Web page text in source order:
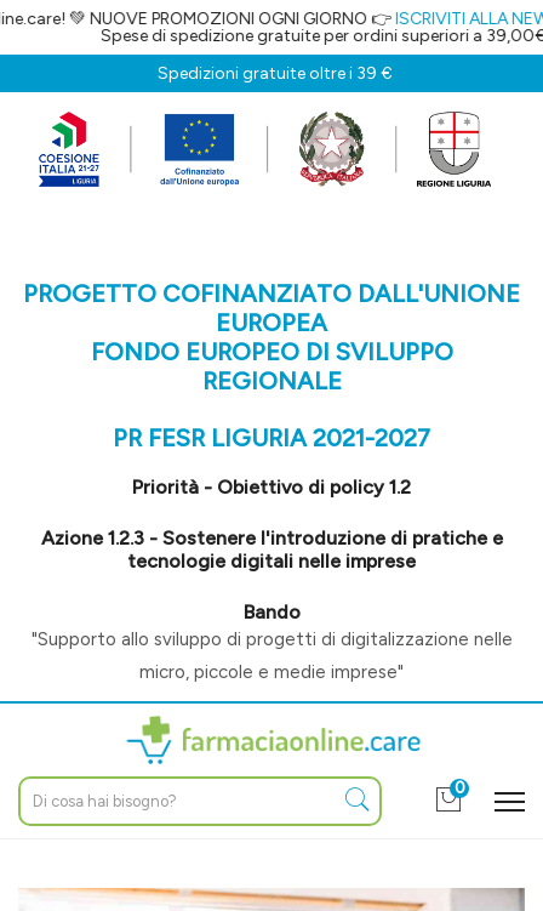
NUOVE PROMOZIONI OGNI GIORNO 👉ISCRIVITI ALLA
Spese di spedizione gratuite per ordini superiori a 39,00€
Spedizioni gratuite oltre i 39 €
PROGETTO COFINANZIATO DALL'UNIONE
EUROPEA
FONDO EUROPEO DI SVILUPPO
REGIONALE
PR FESR LIGURIA 2021-2027
Priorità - Obiettivo di policy 1.2
Azione 1.2.3 - Sostenere l'introduzione di pratiche e
tecnologie digitali nelle imprese
Bando
"Supporto allo sviluppo di progetti di digitalizzazione nelle
micro, piccole e medie imprese"
0
Mal di schiena: quali sono i sintomi e come intervenire